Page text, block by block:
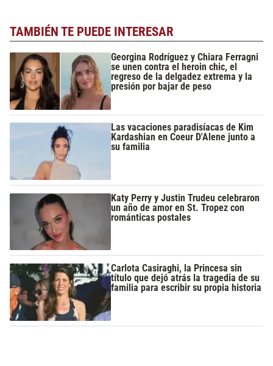
TAMBIÉN TE PUEDE INTERESAR
Georgina Rodríguez y Chiara Ferragni
se unen contra el heroin chic, el
regreso de la delgadez extrema y la
presión por bajar de peso
Las vacaciones paradisíacas de Kim
Kardashian en Coeur D'Alene junto a
su familia
Katy Perry y Justin Trudeu celebraron
un año de amor en St. Tropez con
románticas postales
Carlota Casiraghi, la Princesa sin
título que dejó atrás la tragedia de su
familia para escribir su propia historia